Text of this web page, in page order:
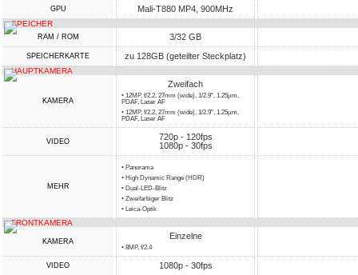
GPU Mali-T880 MP4, 900MHz
SPEICHER
RAM / ROM 3/32 GB
SPEICHERKARTE zu 128GB (geteilter Steckplatz)
HAUPTKAMERA
KAMERA
Zweifach
• 12MP, f/2.2, 27mm (wide), 1/2.9", 1.25µm,
PDAF, Laser AF
• 12MP, f/2.2, 27mm (wide), 1/2.9", 1.25µm,
PDAF, Laser AF
VIDEO
720p - 120fps
1080p - 30fps
MEHR
• Panorama
• High Dynamic Range (HDR)
• Dual-LED-Blitz
• Zweifarbiger Blitz
• Leica-Optik
FRONTKAMERA
KAMERA
Einzelne
• 8MP, f/2.4
VIDEO 1080p - 30fps